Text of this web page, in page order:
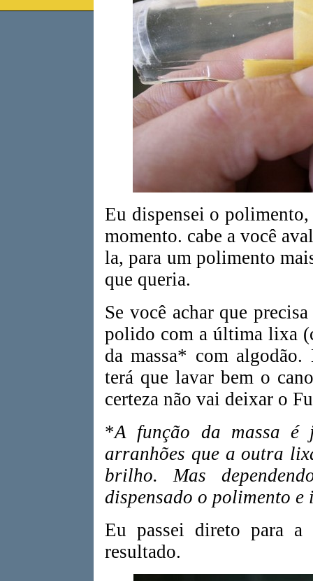
Eu dispensei o
momento. cabe a você
la, para um polimento
que queria.
Se você achar que
polido com a última lixa
da massa* com algodão.
terá que lavar bem o
certeza não vai deixar o
*A função da massa é
arranhões que a outra
brilho. Mas
dispensado o polimento
Eu passei direto para
resultado.